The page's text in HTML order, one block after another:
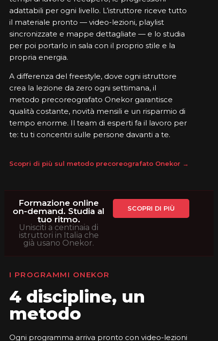
adattabili per ogni livello. L’istruttore riceve tutto
il materiale pronto — video-lezioni, playlist
sincronizzate e mappe dettagliate — e lo studia
per poi portarlo in sala con il proprio stile e la
propria energia.
A differenza del freestyle, dove ogni istruttore
crea la lezione da zero ogni settimana, il
metodo precoreografato Onekor garantisce
qualità costante, novità mensili e un risparmio di
tempo enorme. Il team di esperti fa il lavoro per
te: tu ti concentri sulle persone davanti a te.
Scopri di più sul metodo precoreografato Onekor →
Formazione online
on-demand. Studia al
tuo ritmo.
Unisciti a centinaia di
istruttori in Italia che
già usano Onekor.
SCOPRI DI PIÙ
I PROGRAMMI ONEKOR
4 discipline, un
metodo
Ogni programma arriva pronto con video-lezioni